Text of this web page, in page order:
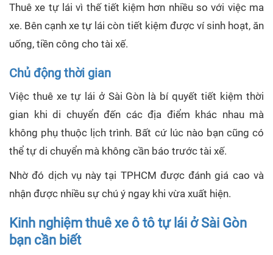
Thuê xe tự lái vì thế tiết kiệm hơn nhiều so với việc ma
xe. Bên cạnh xe tự lái còn tiết kiệm được ví sinh hoạt, ăn
uống, tiền công cho tài xế.
Chủ động thời gian
Việc thuê xe tự lái ở Sài Gòn là bí quyết tiết kiệm thời
gian khi di chuyển đến các địa điểm khác nhau mà
không phụ thuộc lịch trình. Bất cứ lúc nào bạn cũng có
thể tự di chuyển mà không cần báo trước tài xế.
Nhờ đó dịch vụ này tại TPHCM được đánh giá cao và
nhận được nhiều sự chú ý ngay khi vừa xuất hiện.
Kinh nghiệm thuê xe ô tô tự lái ở Sài Gòn
bạn cần biết